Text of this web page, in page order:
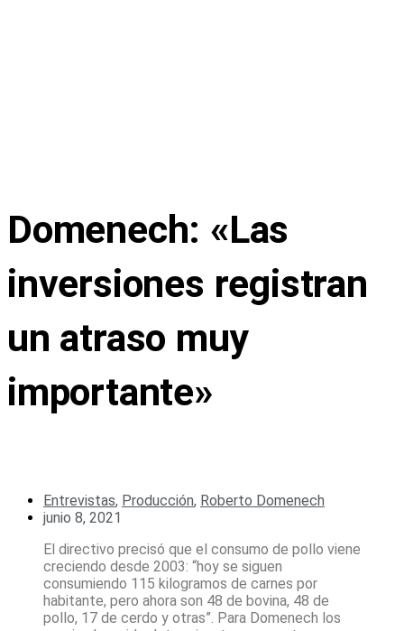
Domenech: «Las
inversiones registran
un atraso muy
importante»
Entrevistas, Producción, Roberto Domenech
junio 8, 2021
El directivo precisó que el consumo de pollo viene
creciendo desde 2003: “hoy se siguen
consumiendo 115 kilogramos de carnes por
habitante, pero ahora son 48 de bovina, 48 de
pollo, 17 de cerdo y otras”. Para Domenech los